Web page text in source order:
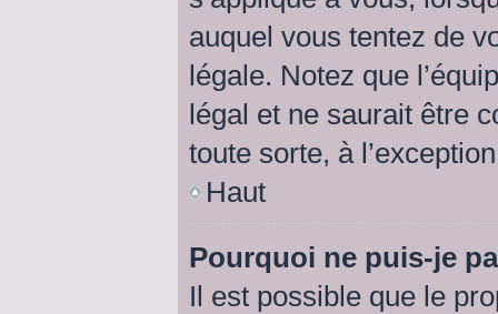
auquel vous tentez de
légale. Notez que
légal et ne saurait être
toute sorte, à
Haut
Pourquoi ne puis-je
Il est possible que le